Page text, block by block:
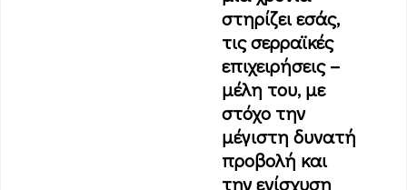
στηρίζει εσάς,
τις σερραϊκές
επιχειρήσεις –
μέλη του, με
στόχο την
μέγιστη δυνατή
προβολή και
την ενίσχυση